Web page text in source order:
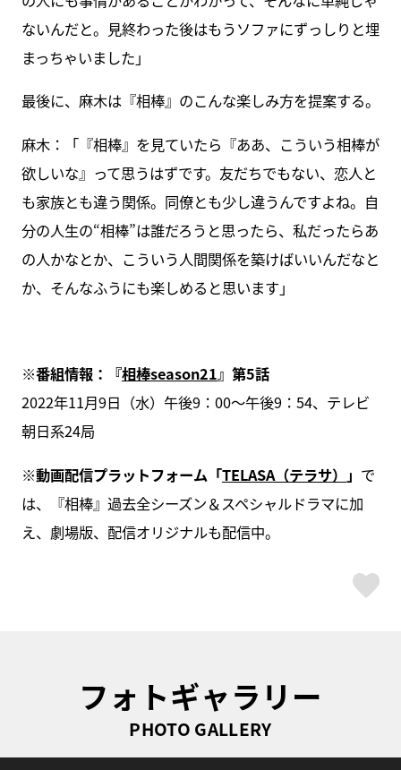
ないんだと。見終わった後はもうソファにずっしりと埋
まっちゃいました」
最後に、麻木は『相棒』のこんな楽しみ方を提案する。
麻木：「『相棒』を見ていたら『ああ、こういう相棒が
欲しいな』って思うはずです。友だちでもない、恋人と
も家族とも違う関係。同僚とも少し違うんですよね。自
分の人生の“相棒”は誰だろうと思ったら、私だったらあ
の人かなとか、こういう人間関係を築けばいいんだなと
か、そんなふうにも楽しめると思います」
※番組情報：『相棒season21』第5話
2022年11月9日（水）午後9：00～午後9：54、テレビ
朝日系24局
※動画配信プラットフォーム「TELASA（テラサ） 」 で
は、『相棒』過去全シーズン＆スペシャルドラマに加
え、劇場版、配信オリジナルも配信中。
フォトギャラリー
PHOTO GALLERY